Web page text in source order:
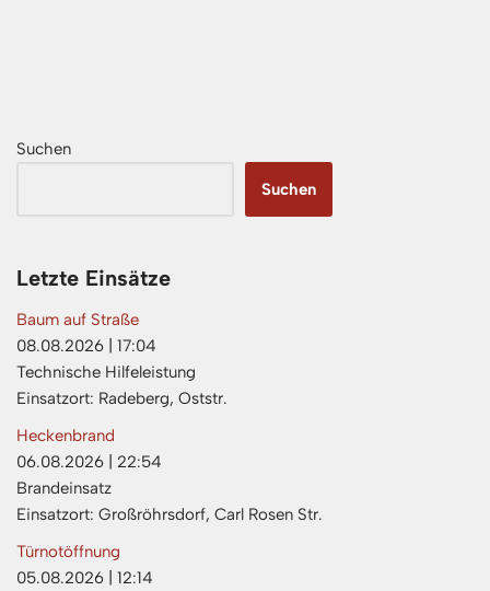
Suchen
Suchen
Letzte Einsätze
Baum auf Straße
08.08.2026
17:04
Technische Hilfeleistung
Einsatzort: Radeberg, Oststr.
Heckenbrand
06.08.2026
22:54
Brandeinsatz
Einsatzort: Großröhrsdorf, Carl Rosen Str.
Türnotöffnung
05.08.2026
12:14